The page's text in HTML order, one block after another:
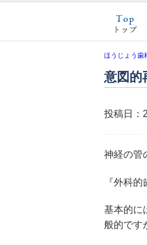
ほうじょう歯
意図的
投稿日：
神経の管
『外科
基本的に
般的です